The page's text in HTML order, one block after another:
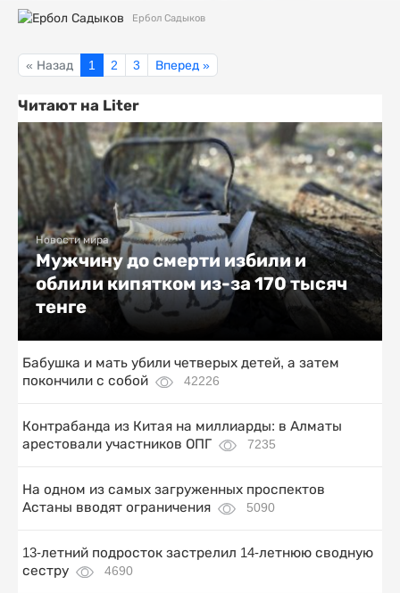
Ербол Садыков
« Назад 1 2 3 Вперед »
Читают на Liter
Новости мира
Мужчину до смерти избили и
облили кипятком из-за 170 тысяч
тенге
Бабушка и мать убили четверых детей, а затем
покончили с собой
42226
Контрабанда из Китая на миллиарды: в Алматы
арестовали участников ОПГ
7235
На одном из самых загруженных проспектов
Астаны вводят ограничения
5090
13-летний подросток застрелил 14-летнюю сводную
сестру
4690